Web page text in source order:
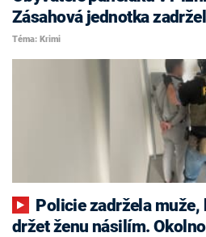
Zásahová jednotka
Téma: Krimi
držet ženu násilím.